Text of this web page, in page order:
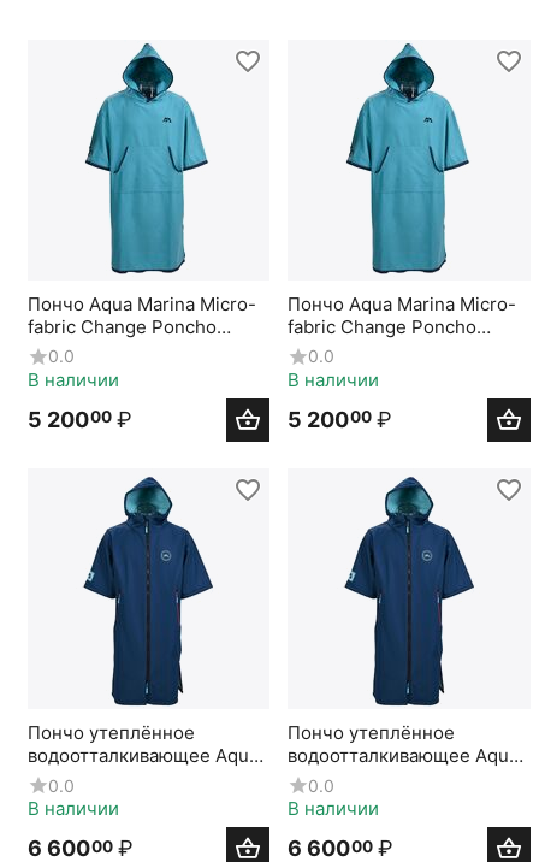
Пончо Aqua Marina Micro-
fabric Change Poncho
(Aqua) Extra Large
0.0
В наличии
5 20000 ₽
Пончо Aqua Marina Micro-
fabric Change Poncho
(Aqua) Medium
0.0
В наличии
5 20000 ₽
Пончо утеплённое
водоотталкивающее Aqua
Marina Water-repellent
Thermal Poncho (Navy)
Extra Large
0.0
В наличии
6 60000 ₽
Пончо утеплённое
водоотталкивающее Aqua
Marina Water-repellent
Thermal Poncho (Navy)
Regular
0.0
В наличии
6 60000 ₽